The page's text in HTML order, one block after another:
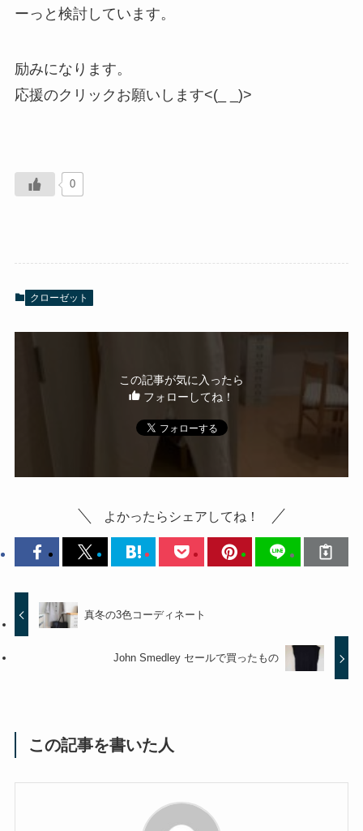
ーっと検討しています。
励みになります。
応援のクリックお願いします<(_ _)>
0
クローゼット
この記事が気に入ったら
フォローしてね！
よかったらシェアしてね！
真冬の3色コーディネート
John Smedley セールで買ったもの
この記事を書いた人